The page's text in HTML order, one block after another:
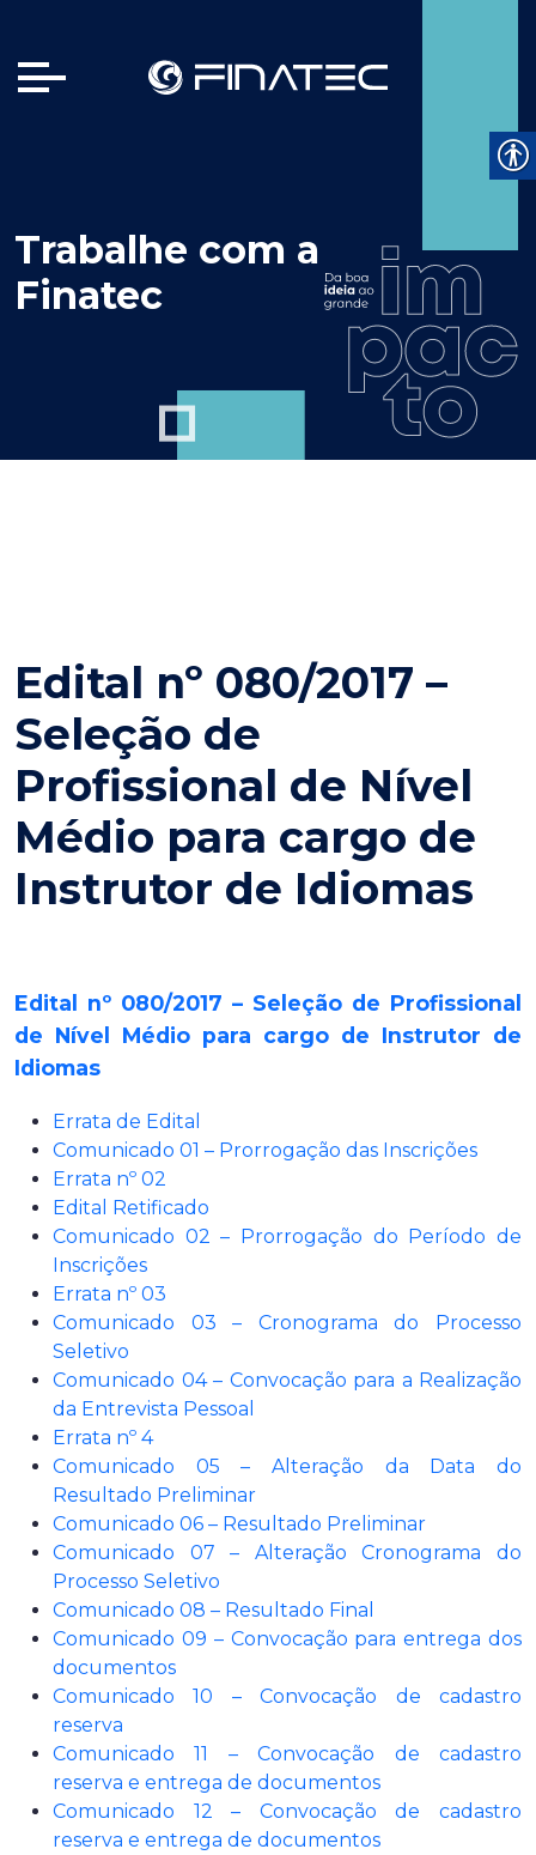
Trabalhe com a
Finatec
Edital nº 080/2017 –
Seleção de
Profissional de Nível
Médio para cargo de
Instrutor de Idiomas
Edital nº 080/2017 – Seleção de Profissional
de Nível Médio para cargo de Instrutor de
Idiomas
Errata de Edital
Comunicado 01 – Prorrogação das Inscrições
Errata nº 02
Edital Retificado
Comunicado 02 – Prorrogação do Período de
Inscrições
Errata nº 03
Comunicado 03 – Cronograma do Processo
Seletivo
Comunicado 04 – Convocação para a Realização
da Entrevista Pessoal
Errata nº 4
Comunicado 05 – Alteração da Data do
Resultado Preliminar
Comunicado 06 – Resultado Preliminar
Comunicado 07 – Alteração Cronograma do
Processo Seletivo
Comunicado 08 – Resultado Final
Comunicado 09 – Convocação para entrega dos
documentos
Comunicado 10 – Convocação de cadastro
reserva
Comunicado 11 – Convocação de cadastro
reserva e entrega de documentos
Comunicado 12 – Convocação de cadastro
reserva e entrega de documentos